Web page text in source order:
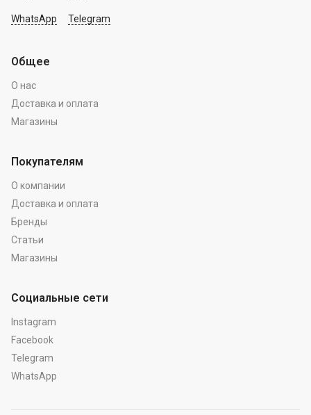
WhatsApp Telegram
Общее
О нас
Доставка и оплата
Магазины
Покупателям
О компании
Доставка и оплата
Бренды
Статьи
Магазины
Социальные сети
Instagram
Facebook
Telegram
WhatsApp